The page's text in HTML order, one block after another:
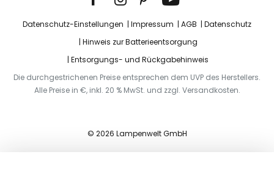
Datenschutz-Einstellungen Impressum AGB
Datenschutz
Hinweis zur Batterieentsorgung
Entsorgungs- und Rückgabehinweis
Die durchgestrichenen Preise entsprechen dem UVP des Herstellers.
Alle Preise in €, inkl. 20 % MwSt. und zzgl. Versandkosten.
© 2026 Lampenwelt GmbH